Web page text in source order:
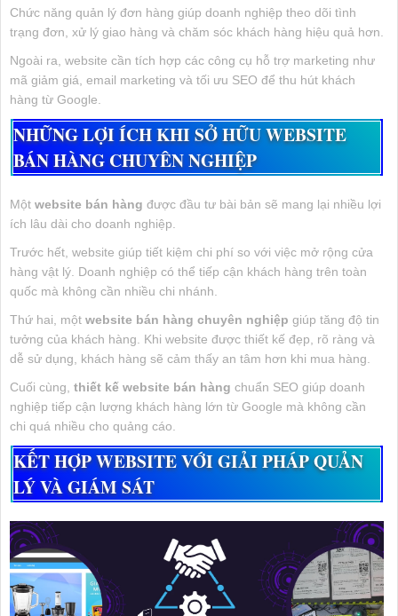
Chức năng quản lý đơn hàng giúp doanh nghiệp theo dõi tình
trạng đơn, xử lý giao hàng và chăm sóc khách hàng hiệu quả hơn.
Ngoài ra, website cần tích hợp các công cụ hỗ trợ marketing như
mã giảm giá, email marketing và tối ưu SEO để thu hút khách
hàng từ Google.
NHỮNG LỢI ÍCH KHI SỞ HỮU WEBSITE
BÁN HÀNG CHUYÊN NGHIỆP
Một website bán hàng được đầu tư bài bản sẽ mang lại nhiều lợi
ích lâu dài cho doanh nghiệp.
Trước hết, website giúp tiết kiệm chi phí so với việc mở rộng cửa
hàng vật lý. Doanh nghiệp có thể tiếp cận khách hàng trên toàn
quốc mà không cần nhiều chi nhánh.
Thứ hai, một website bán hàng chuyên nghiệp giúp tăng độ tin
tưởng của khách hàng. Khi website được thiết kế đẹp, rõ ràng và
dễ sử dụng, khách hàng sẽ cảm thấy an tâm hơn khi mua hàng.
Cuối cùng, thiết kế website bán hàng chuẩn SEO giúp doanh
nghiệp tiếp cận lượng khách hàng lớn từ Google mà không cần
chi quá nhiều cho quảng cáo.
KẾT HỢP WEBSITE VỚI GIẢI PHÁP QUẢN
LÝ VÀ GIÁM SÁT